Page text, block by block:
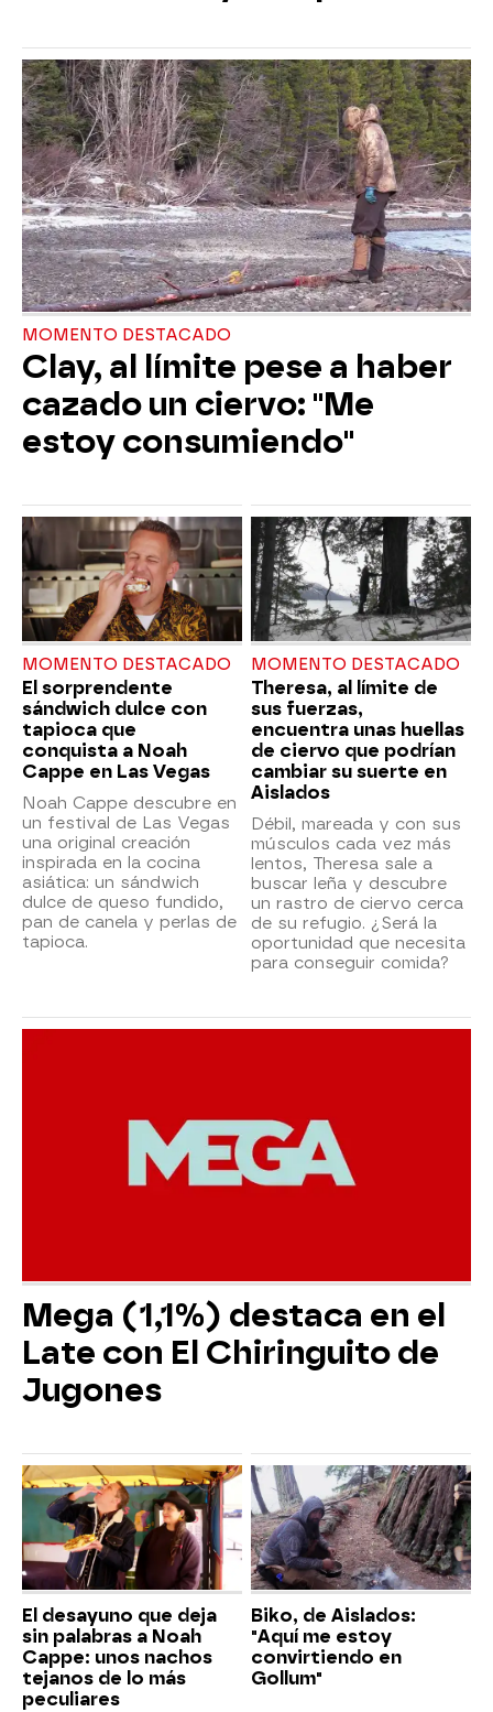
MOMENTO DESTACADO
Clay, al límite pese a haber
cazado un ciervo: "Me
estoy consumiendo"
MOMENTO DESTACADO
El sorprendente
sándwich dulce con
tapioca que
conquista a Noah
Cappe en Las Vegas
Noah Cappe descubre en
un festival de Las Vegas
una original creación
inspirada en la cocina
asiática: un sándwich
dulce de queso fundido,
pan de canela y perlas de
tapioca.
MOMENTO DESTACADO
Theresa, al límite de
sus fuerzas,
encuentra unas huellas
de ciervo que podrían
cambiar su suerte en
Aislados
Débil, mareada y con sus
músculos cada vez más
lentos, Theresa sale a
buscar leña y descubre
un rastro de ciervo cerca
de su refugio. ¿Será la
oportunidad que necesita
para conseguir comida?
Mega (1,1%) destaca en el
Late con El Chiringuito de
Jugones
El desayuno que deja
sin palabras a Noah
Cappe: unos nachos
tejanos de lo más
peculiares
Biko, de Aislados:
"Aquí me estoy
convirtiendo en
Gollum"